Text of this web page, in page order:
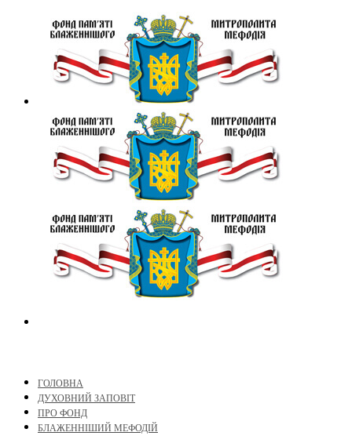
ГОЛОВНА
ДУХОВНИЙ ЗАПОВІТ
ПРО ФОНД
БЛАЖЕННІШИЙ МЕФОДІЙ